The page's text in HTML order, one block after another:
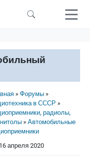
навигации
Форумы
в СССР
радиолы,
Автомобильные
16 апреля 2020